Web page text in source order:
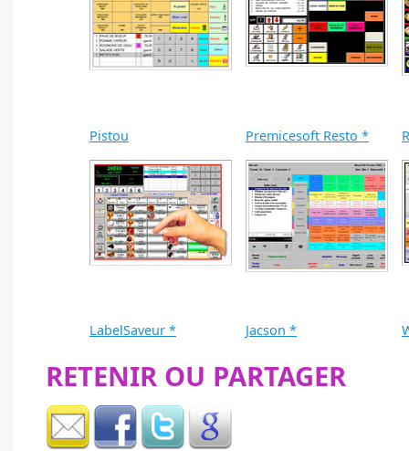
Pistou Premicesoft Resto *
LabelSaveur * Jacson *
RETENIR OU PARTAGER